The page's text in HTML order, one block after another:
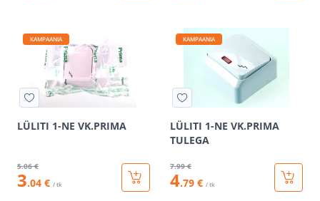
KAMPAANIA
LÜLITI 1-NE VK.PRIMA
5.06 €
3.04 € / tk
KAMPAANIA
LÜLITI 1-NE VK.PRIMA
TULEGA
7.99 €
4.79 € / tk